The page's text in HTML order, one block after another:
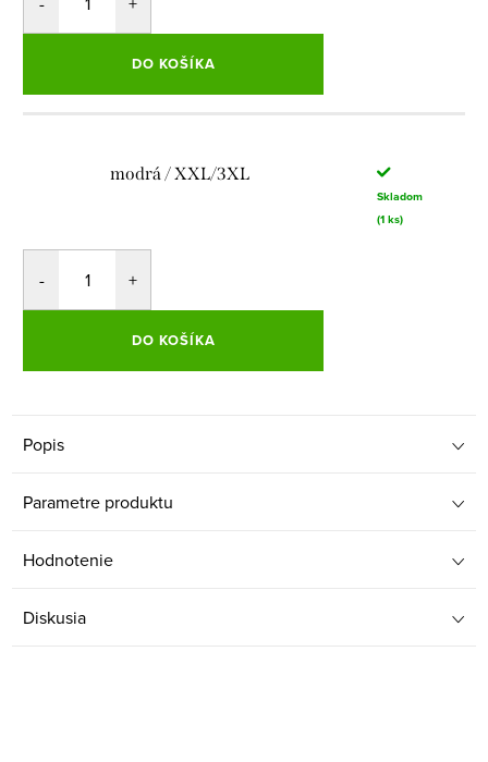
DO KOŠÍKA
modrá / XXL/3XL
Skladom
(1 ks)
DO KOŠÍKA
Popis
Parametre produktu
Hodnotenie
Diskusia